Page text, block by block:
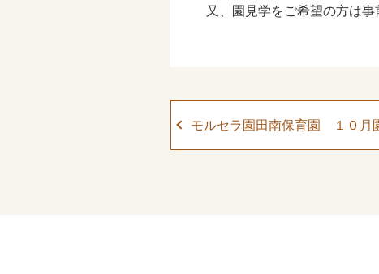
又、園見学をご希望の方は事
モルセラ園田南保育園 １０月